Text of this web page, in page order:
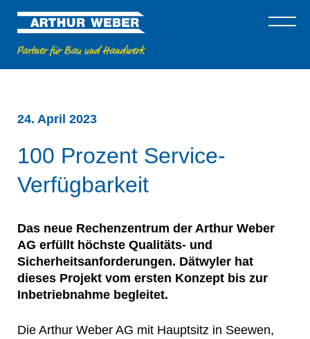
24. April 2023
100 Prozent Service-
Verfügbarkeit
Das neue Rechenzentrum der Arthur Weber
AG erfüllt höchste Qualitäts- und
Sicherheitsanforderungen. Dätwyler hat
dieses Projekt vom ersten Konzept bis zur
Inbetriebnahme begleitet.
Die Arthur Weber AG mit Hauptsitz in Seewen,